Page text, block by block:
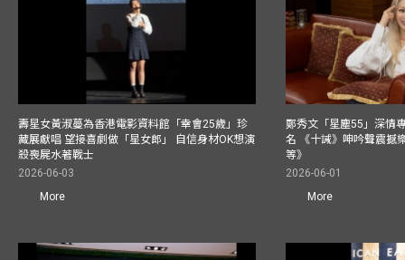
壽星女黃淑蔓為香港電影資料館「幸會25歲」珍
藏展獻唱 望接喜劇做「星女郎」 自信身材OK想演
殺喪屍水著戰士
2026-06-03
More
鄭秀文「星塵55」深情
名 《十誡》呻吟聲震撼
等》
2026-06-01
More